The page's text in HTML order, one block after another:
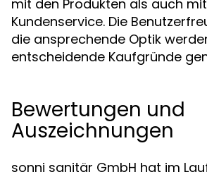
mit den Produkten als auch
Kundenservice. Die
die ansprechende Optik
entscheidende Kaufgründe
Bewertungen und
Auszeichnungen
sonni sanitär GmbH hat im